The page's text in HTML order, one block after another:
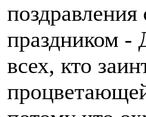
праздником -
всех, кто